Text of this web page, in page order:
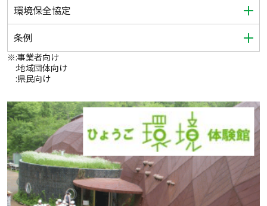
環境保全協定
条例
※:事業者向け
:地域団体向け
:県民向け